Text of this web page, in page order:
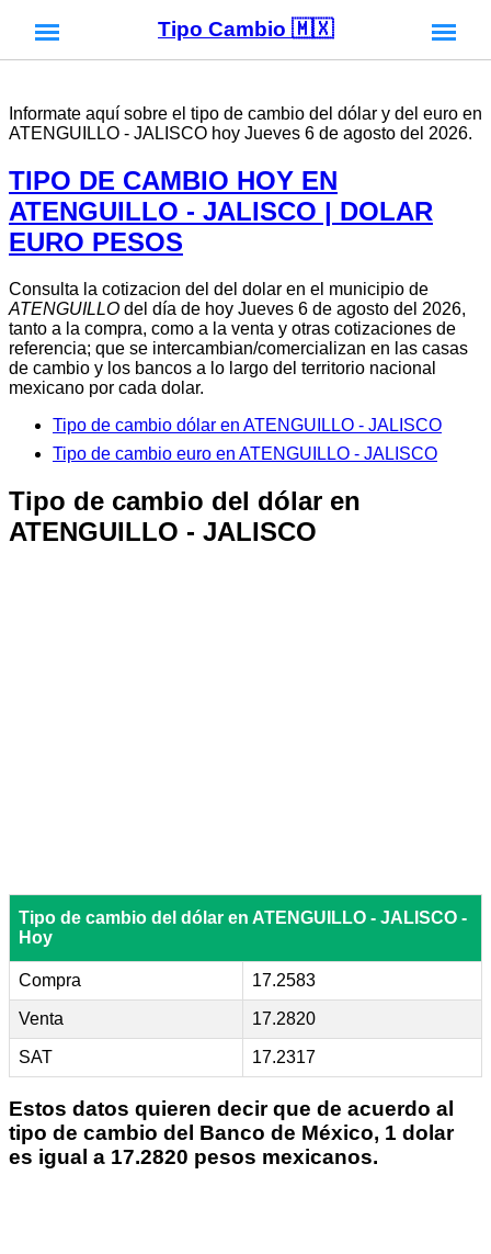
Tipo Cambio 🇲🇽
Informate aquí sobre el tipo de cambio del dólar y del euro en
ATENGUILLO - JALISCO hoy Jueves 6 de agosto del 2026.
TIPO DE CAMBIO HOY EN
ATENGUILLO - JALISCO | DOLAR
EURO PESOS
Consulta la cotizacion del del dolar en el municipio de
ATENGUILLO del día de hoy Jueves 6 de agosto del 2026,
tanto a la compra, como a la venta y otras cotizaciones de
referencia; que se intercambian/comercializan en las casas
de cambio y los bancos a lo largo del territorio nacional
mexicano por cada dolar.
Tipo de cambio dólar en ATENGUILLO - JALISCO
Tipo de cambio euro en ATENGUILLO - JALISCO
Tipo de cambio del dólar en
ATENGUILLO - JALISCO
Tipo de cambio del dólar en ATENGUILLO - JALISCO -
Hoy
Compra 17.2583
Venta 17.2820
SAT 17.2317
Estos datos quieren decir que de acuerdo al
tipo de cambio del Banco de México, 1 dolar
es igual a 17.2820 pesos mexicanos.